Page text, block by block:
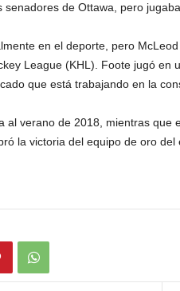
de Ottawa, pero jugaba
en el deporte, pero
League (KHL). Foote jugó en
que está trabajando en la
al verano de 2018, mientras que
la victoria del equipo de oro